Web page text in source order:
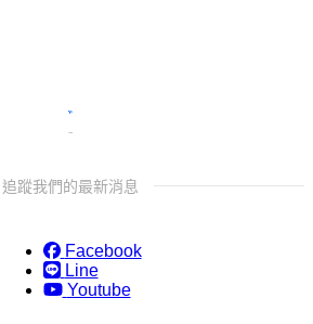
追蹤我們的最新消息
Facebook
Line
Youtube